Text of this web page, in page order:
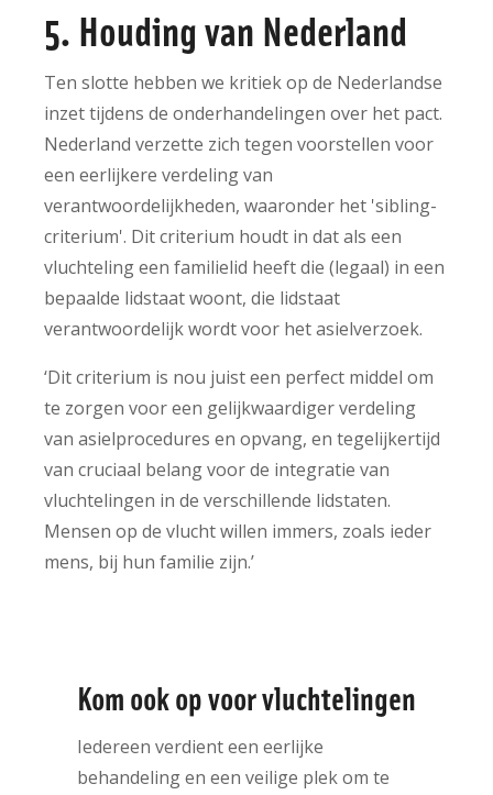
5. Houding van Nederland
Ten slotte hebben we kritiek op de Nederlandse
inzet tijdens de onderhandelingen over het pact.
Nederland verzette zich tegen voorstellen voor
een eerlijkere verdeling van
verantwoordelijkheden, waaronder het 'sibling-
criterium'. Dit criterium houdt in dat als een
vluchteling een familielid heeft die (legaal) in een
bepaalde lidstaat woont, die lidstaat
verantwoordelijk wordt voor het asielverzoek.
‘Dit criterium is nou juist een perfect middel om
te zorgen voor een gelijkwaardiger verdeling
van asielprocedures en opvang, en tegelijkertijd
van cruciaal belang voor de integratie van
vluchtelingen in de verschillende lidstaten.
Mensen op de vlucht willen immers, zoals ieder
mens, bij hun familie zijn.’
Kom ook op voor vluchtelingen
Iedereen verdient een eerlijke
behandeling en een veilige plek om te